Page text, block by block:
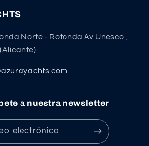
Norte - Rotonda Av Unesco ,
a nuestra newsletter
electrónico